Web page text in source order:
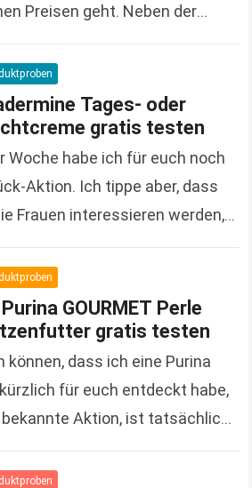
Preisen geht. Neben der
wieder…
Tages- oder
gratis testen
Woche habe ich für euch noch
Aktion. Ich tippe aber, dass
Frauen interessieren werden,
GOURMET Perle
gratis testen
dass ich eine Purina
für euch entdeckt habe,
Aktion, ist tatsächlich